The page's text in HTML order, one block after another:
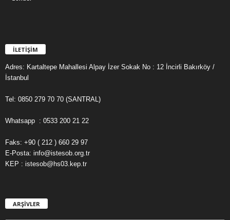
İLETİŞİM
Adres: Kartaltepe Mahallesi Alpay İzer Sokak No : 12 İncirli Bakırköy /
İstanbul
Tel: 0850 279 70 70 (SANTRAL)
Whatsapp : 0533 200 21 22
Faks: +90 ( 212 ) 660 29 97
E-Posta: info@istesob.org.tr
KEP : istesob@hs03.kep.tr
ARŞİVLER